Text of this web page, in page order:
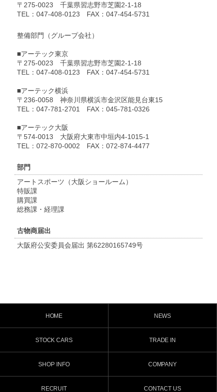
〒275-0023 千葉県習志野市芝園2-1-18
TEL：047-408-0123 FAX：047-454-5731
整備部門（グループ会社）
■アーテック東京
〒275-0023 千葉県習志野市芝園2-1-18
TEL：047-408-0123 FAX：047-454-5731
■アーテック横浜
〒236-0058 神奈川県横浜市金沢区能見台東15
TEL：047-781-2701 FAX：045-781-0326
■アーテック大阪
〒574-0013 大阪府大東市中垣内4-1015-1
TEL：072-870-0002 FAX：072-874-4477
部門
アートスポーツ （大阪ショールーム）
特販課
購買課
総務課・経理課
古物商届出
大阪府公安委員会届出 第62280165749号
HOME NEWS
STOCK CARS TRADE IN
SHOP INFO COMPANY
RECRUIT CONTACT US